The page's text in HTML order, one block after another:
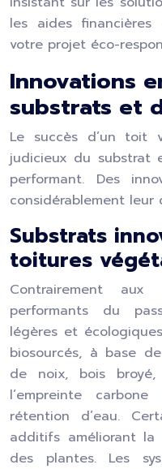
les aides financières
votre projet éco-
Innovations
substrats et
Le succès d’un toit
judicieux du substrat
performant. Des
considérablement
Substrats
toitures
Contrairement
performants du
légères et
biosourcés, à base
de noix, bois
l’empreinte
rétention d’eau.
additifs améliorant
des plantes. Les